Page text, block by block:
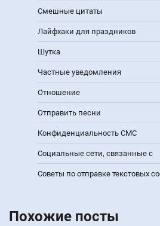
Смешные цитаты
Лайфхаки для праздников
Шутка
Частные уведомления
Отношение
Отправить песни
Конфиденциальность СМС
Социальные сети, связанные с
Советы по отправке текстовых
Похожие посты